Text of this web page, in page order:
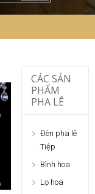
CÁC SẢN
PHẨM
PHA LÊ
Đèn pha lê
Tiệp
Bình hoa
Lọ hoa